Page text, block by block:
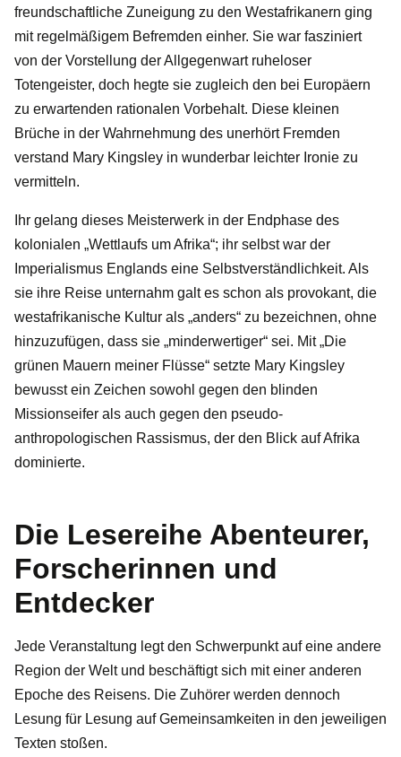
freundschaftliche Zuneigung zu den Westafrikanern ging
mit regelmäßigem Befremden einher. Sie war fasziniert
von der Vorstellung der Allgegenwart ruheloser
Totengeister, doch hegte sie zugleich den bei Europäern
zu erwartenden rationalen Vorbehalt. Diese kleinen
Brüche in der Wahrnehmung des unerhört Fremden
verstand Mary Kingsley in wunderbar leichter Ironie zu
vermitteln.
Ihr gelang dieses Meisterwerk in der Endphase des
kolonialen „Wettlaufs um Afrika“; ihr selbst war der
Imperialismus Englands eine Selbstverständlichkeit. Als
sie ihre Reise unternahm galt es schon als provokant, die
westafrikanische Kultur als „anders“ zu bezeichnen, ohne
hinzuzufügen, dass sie „minderwertiger“ sei. Mit „Die
grünen Mauern meiner Flüsse“ setzte Mary Kingsley
bewusst ein Zeichen sowohl gegen den blinden
Missionseifer als auch gegen den pseudo-
anthropologischen Rassismus, der den Blick auf Afrika
dominierte.
Die Lesereihe Abenteurer,
Forscherinnen und
Entdecker
Jede Veranstaltung legt den Schwerpunkt auf eine andere
Region der Welt und beschäftigt sich mit einer anderen
Epoche des Reisens. Die Zuhörer werden dennoch
Lesung für Lesung auf Gemeinsamkeiten in den jeweiligen
Texten stoßen.